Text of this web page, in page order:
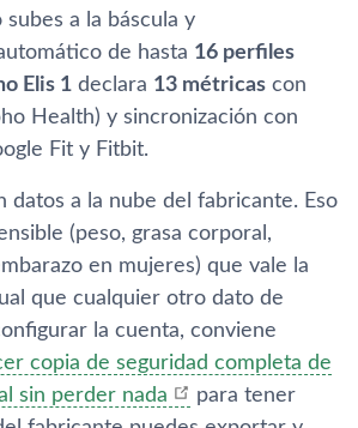
a la báscula y
de hasta 16 perfiles
Elis 1 declara 13 métricas con
Health) y sincronización con
Fit y Fitbit.
datos a la nube del fabricante. Eso
(peso, grasa corporal,
en mujeres) que vale la
que cualquier otro dato de
la cuenta, conviene
copia de seguridad completa de
sin perder nada
para tener